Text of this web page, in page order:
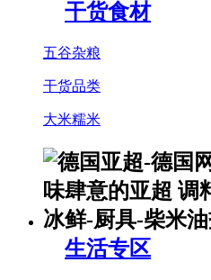
干货食材
五谷杂粮
干货品类
大米糯米
生活专区